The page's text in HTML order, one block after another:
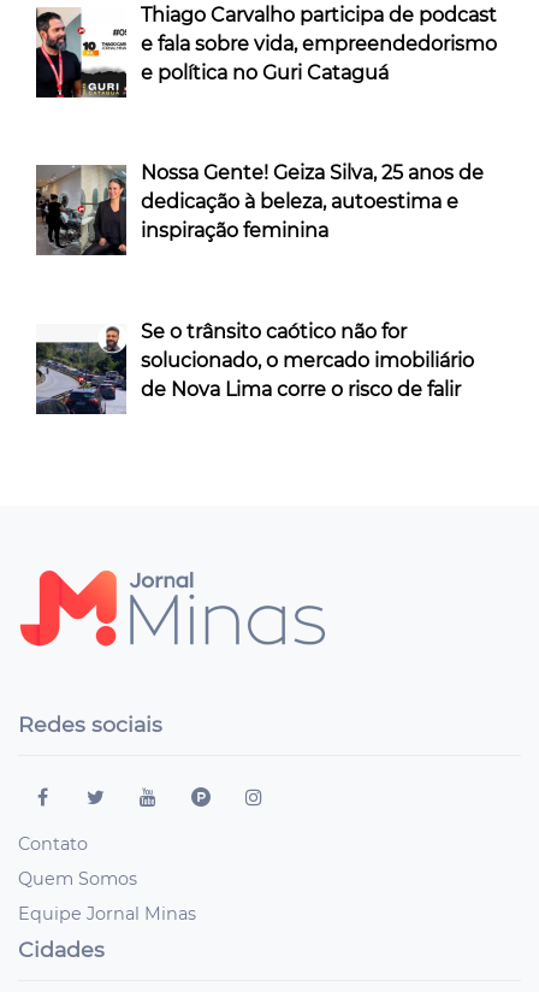
Thiago Carvalho participa de podcast
e fala sobre vida, empreendedorismo
e política no Guri Cataguá
Nossa Gente! Geiza Silva, 25 anos de
dedicação à beleza, autoestima e
inspiração feminina
Se o trânsito caótico não for
solucionado, o mercado imobiliário
de Nova Lima corre o risco de falir
Redes sociais
Contato
Quem Somos
Equipe Jornal Minas
Cidades